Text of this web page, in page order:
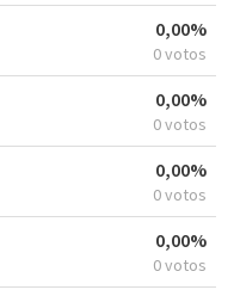
0,00%
0 votos
0,00%
0 votos
0,00%
0 votos
0,00%
0 votos